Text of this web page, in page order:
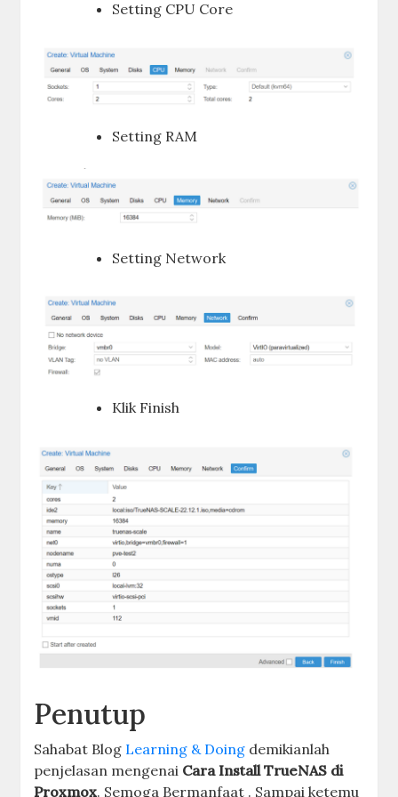
Setting CPU Core
Setting RAM
Setting Network
Klik Finish
Penutup
Sahabat Blog Learning & Doing demikianlah
penjelasan mengenai Cara Install TrueNAS di
Proxmox. Semoga Bermanfaat . Sampai ketemu